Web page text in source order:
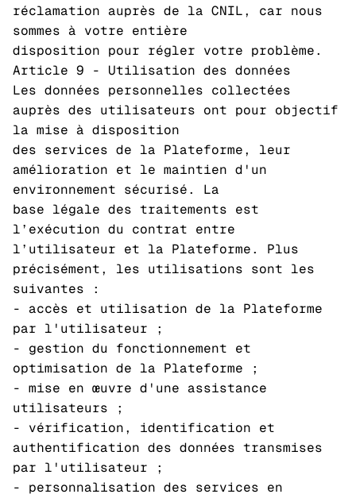
réclamation auprès de la CNIL, car nous
sommes à votre entière
disposition pour régler votre problème.
Article 9 - Utilisation des données
Les données personnelles collectées
auprès des utilisateurs ont pour objectif
la mise à disposition
des services de la Plateforme, leur
amélioration et le maintien d'un
environnement sécurisé. La
base légale des traitements est
l’exécution du contrat entre
l’utilisateur et la Plateforme. Plus
précisément, les utilisations sont les
suivantes :
- accès et utilisation de la Plateforme
par l'utilisateur ;
- gestion du fonctionnement et
optimisation de la Plateforme ;
- mise en œuvre d'une assistance
utilisateurs ;
- vérification, identification et
authentification des données transmises
par l'utilisateur ;
- personnalisation des services en